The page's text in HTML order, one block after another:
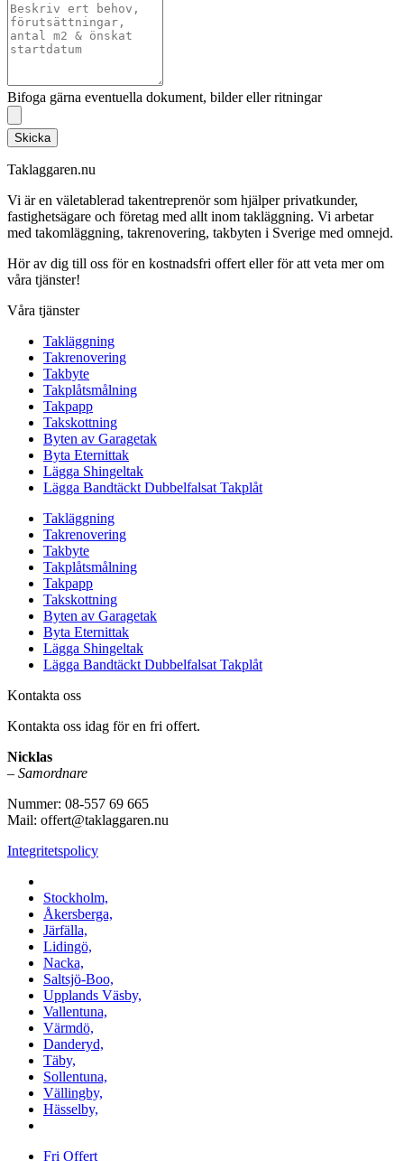
Bifoga gärna eventuella dokument, bilder eller ritningar
Skicka
Taklaggaren.nu
Vi är en väletablerad takentreprenör som hjälper privatkunder,
fastighetsägare och företag med allt inom takläggning. Vi arbetar
med takomläggning, takrenovering, takbyten i Sverige med omnejd.
Hör av dig till oss för en kostnadsfri offert eller för att veta mer om
våra tjänster!
Våra tjänster
Takläggning
Takrenovering
Takbyte
Takplåtsmålning
Takpapp
Takskottning
Byten av Garagetak
Byta Eternittak
Lägga Shingeltak
Lägga Bandtäckt Dubbelfalsat Takplåt
Takläggning
Takrenovering
Takbyte
Takplåtsmålning
Takpapp
Takskottning
Byten av Garagetak
Byta Eternittak
Lägga Shingeltak
Lägga Bandtäckt Dubbelfalsat Takplåt
Kontakta oss
Kontakta oss idag för en fri offert.
Nicklas
– Samordnare
Nummer: 08-557 69 665
Mail: offert@taklaggaren.nu
Integritetspolicy
Stockholm,
Åkersberga,
Järfälla,
Lidingö,
Nacka,
Saltsjö-Boo,
Upplands Väsby,
Vallentuna,
Värmdö,
Danderyd,
Täby,
Sollentuna,
Vällingby,
Hässelby,
Fri Offert